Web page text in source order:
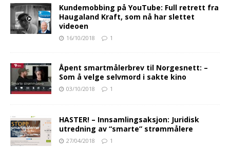
Kundemobbing på YouTube: Full retrett fra
Haugaland Kraft, som nå har slettet
videoen
16/10/2018 1
Åpent smartmålerbrev til Norgesnett: –
Som å velge selvmord i sakte kino
03/10/2018 1
HASTER! – Innsamlingsaksjon: Juridisk
utredning av “smarte” strømmålere
27/04/2018 1